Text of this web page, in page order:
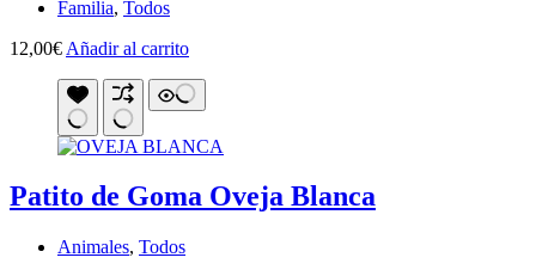
Familia, Todos
12,00€ Añadir al carrito
Patito de Goma Oveja Blanca
Animales, Todos